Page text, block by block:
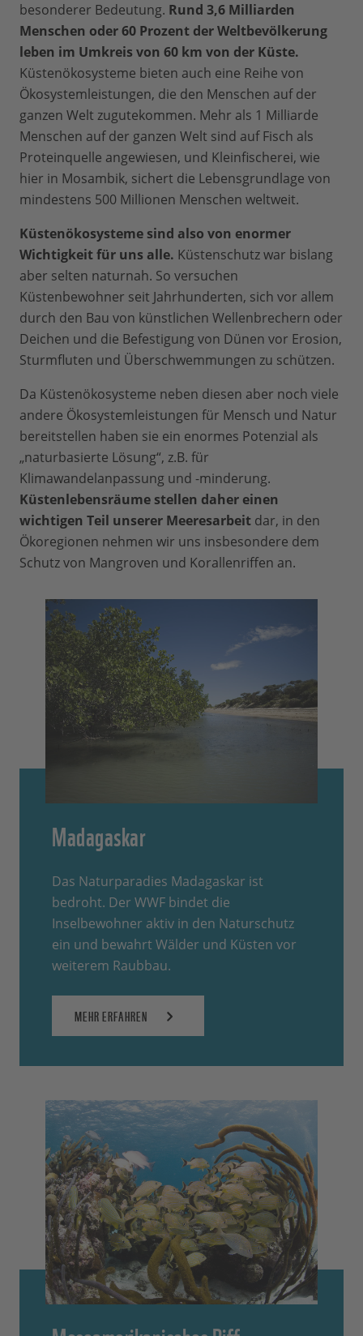
besonderer Bedeutung. Rund 3,6 Milliarden
Menschen oder 60 Prozent der Weltbevölkerung
leben im Umkreis von 60 km von der Küste.
Küstenökosysteme bieten auch eine Reihe von
Ökosystemleistungen, die den Menschen auf der
ganzen Welt zugutekommen. Mehr als 1 Milliarde
Menschen auf der ganzen Welt sind auf Fisch als
Proteinquelle angewiesen, und Kleinfischerei, wie
hier in Mosambik, sichert die Lebensgrundlage von
mindestens 500 Millionen Menschen weltweit.
Küstenökosysteme sind also von enormer
Wichtigkeit für uns alle. Küstenschutz war bislang
aber selten naturnah. So versuchen
Küstenbewohner seit Jahrhunderten, sich vor allem
durch den Bau von künstlichen Wellenbrechern oder
Deichen und die Befestigung von Dünen vor Erosion,
Sturmfluten und Überschwemmungen zu schützen.
Da Küstenökosysteme neben diesen aber noch viele
andere Ökosystemleistungen für Mensch und Natur
bereitstellen haben sie ein enormes Potenzial als
„naturbasierte Lösung“, z.B. für
Klimawandelanpassung und -minderung.
Küstenlebensräume stellen daher einen
wichtigen Teil unserer Meeresarbeit dar, in den
Ökoregionen nehmen wir uns insbesondere dem
Schutz von Mangroven und Korallenriffen an.
Madagaskar
Das Naturparadies Madagaskar ist
bedroht. Der WWF bindet die
Inselbewohner aktiv in den Naturschutz
ein und bewahrt Wälder und Küsten vor
weiterem Raubbau.
MEHR ERFAHREN